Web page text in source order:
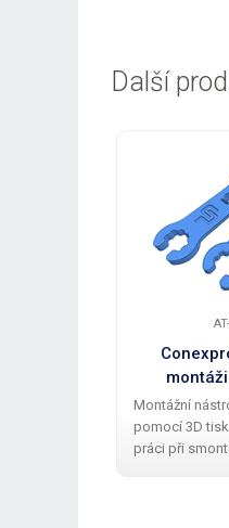
Další
Montážní
pomocí 3D
práci při